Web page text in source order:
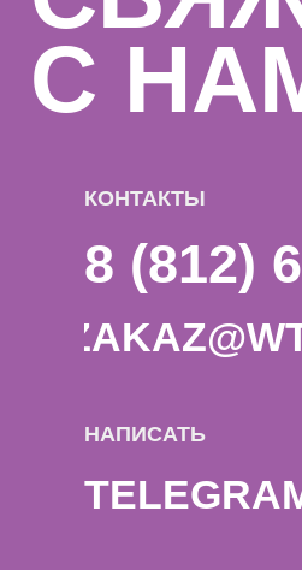
НАПИСАТЬ
© 2025 Watt & Lumen.
TELEGRAM